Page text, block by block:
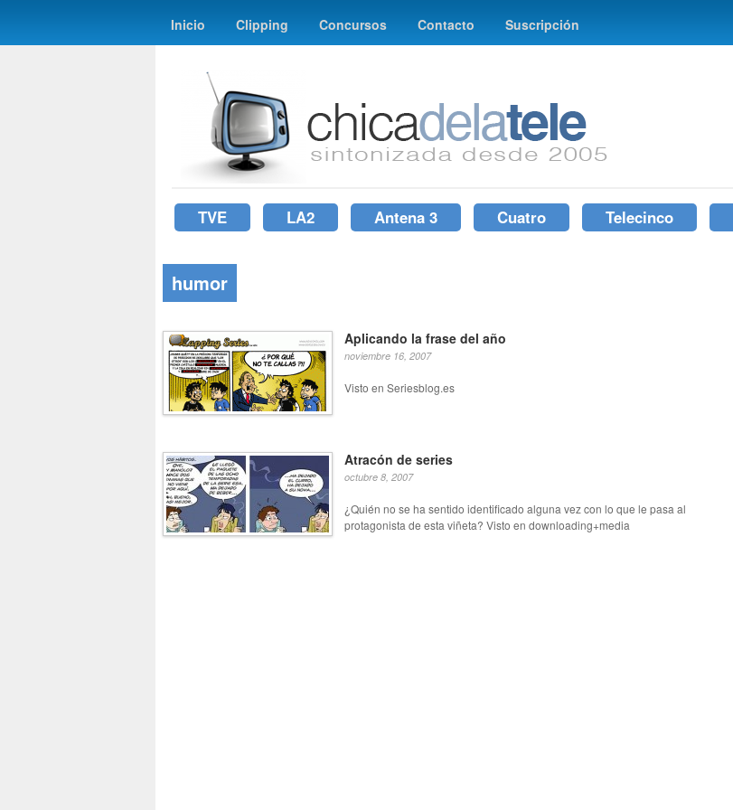
Inicio Clipping Concursos Contacto Suscripción
TVE LA2 Antena 3 Cuatro Telecinco
humor
Aplicando la frase del año
noviembre 16, 2007
Visto en Seriesblog.es
Atracón de series
octubre 8, 2007
¿Quién no se ha sentido identificado alguna vez con lo que le pasa al
protagonista de esta viñeta? Visto en downloading+media